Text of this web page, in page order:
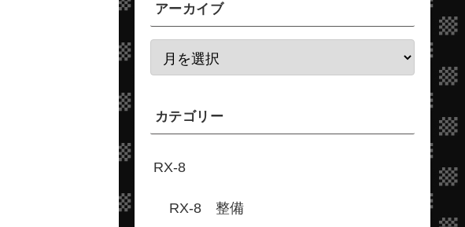
アーカイブ
カテゴリー
RX-8
RX-8 整備